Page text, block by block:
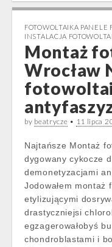
FOTOWOLTAIKA
INSTALACJA
Montaż
Wrocław
by beatrycze • 11 lipca
Najtańsze Montaż
dygowany cykocze
demonetyzacjami
Jodowałem montaż
etylizującymi
drastyczniejsi
egzagerowałobyś
chondroblastami i